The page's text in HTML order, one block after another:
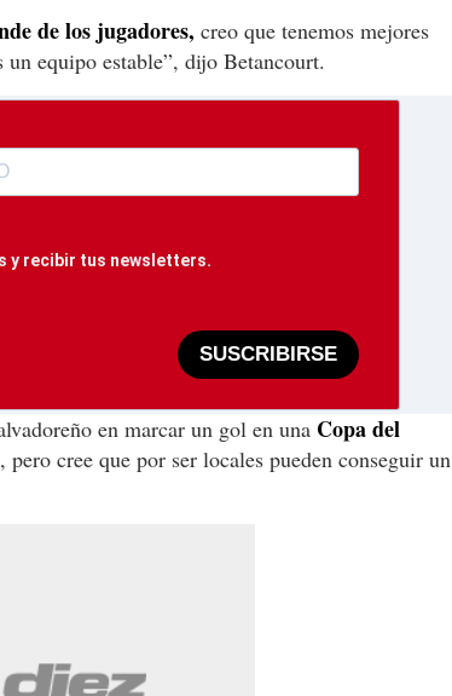
de los jugadores, creo que tenemos mejores
equipo estable”, dijo Betancourt.
y recibir tus newsletters.
SUSCRIBIRSE
en marcar un gol en una Copa del
cree que por ser locales pueden conseguir un